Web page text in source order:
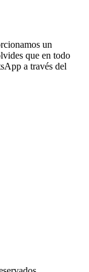
un
que en todo
a través del